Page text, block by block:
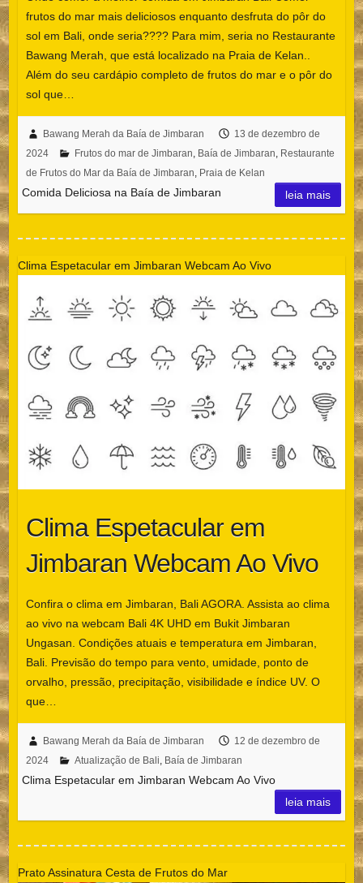
frutos do mar mais deliciosos enquanto desfruta do pôr do
sol em Bali, onde seria???? Para mim, seria no Restaurante
Bawang Merah, que está localizado na Praia de Kelan..
Além do seu cardápio completo de frutos do mar e o pôr do
sol que…
Bawang Merah da Baía de Jimbaran
13 de dezembro de
2024
Frutos do mar de Jimbaran Baía de Jimbaran Restaurante
de Frutos do Mar da Baía de Jimbaran Praia de Kelan
Comida Deliciosa na Baía de Jimbaran leia mais
Clima Espetacular em Jimbaran Webcam Ao Vivo
Clima Espetacular em
Jimbaran Webcam Ao Vivo
Confira o clima em Jimbaran, Bali AGORA. Assista ao clima
ao vivo na webcam Bali 4K UHD em Bukit Jimbaran
Ungasan. Condições atuais e temperatura em Jimbaran,
Bali. Previsão do tempo para vento, umidade, ponto de
orvalho, pressão, precipitação, visibilidade e índice UV. O
que…
Bawang Merah da Baía de Jimbaran
12 de dezembro de
2024
Atualização de Bali, Baía de Jimbaran
Clima Espetacular em Jimbaran Webcam Ao Vivo
leia mais
Prato Assinatura Cesta de Frutos do Mar